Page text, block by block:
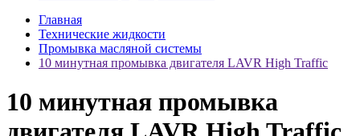
Главная
Технические жидкости
Промывка масляной системы
10 минутная промывка двигателя LAVR High Traffic
10 минутная промывка